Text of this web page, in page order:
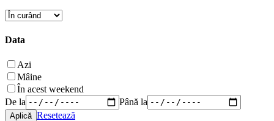
Data
Azi
Mâine
În acest weekend
De la
Până la
Resetează